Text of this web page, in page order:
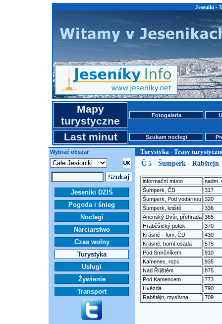
Jeseniki -
Mapy
turystyczne
Fotogaleria
Last minut Szukam noclegi
Wybrać obszar Turystyka - Trasy
Jeseniki DZIŚ
Pogoda i śnieg
Noclegi
Narciarstwo
Czas wolny
Turystyka
Usługi
Żywienie
Transport
Č 5 - Šumperk - Rabštejn
informační místo
nadm.
Šumperk, ČD
317
Šumperk, Pod vodárnou
320
Šumperk, letiště
336
Anenský Dvůr, přehrada 365
Hraběšický potok
370
Krásné – lom, ČD
430
Krásné, horní osada
575
Pod Smrčníkem
910
Kamenec, rozc.
935
Nad Říjištěm
875
Pod Kamencem
773
Hvězda
790
Rabštějn, myslivna
709